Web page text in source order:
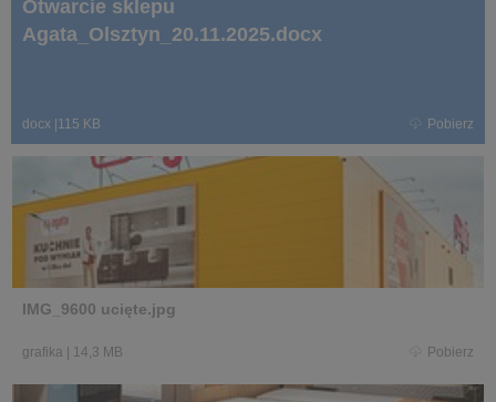
Otwarcie sklepu
Agata_Olsztyn_20.11.2025.docx
docx 115 KB Pobierz
IMG_9600 ucięte.jpg
grafika 14,3 MB Pobierz